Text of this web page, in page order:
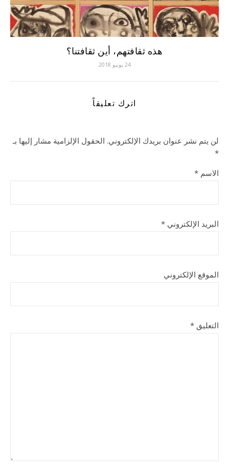
هذه ثقافتهم، أين ثقافتنا؟
24 يونيو 2018
اترك تعليقاً
لن يتم نشر عنوان بريدك الإلكتروني. الحقول الإلزامية مشار إليها بـ
*
الاسم *
البريد الإلكتروني *
الموقع الإلكتروني
التعليق *